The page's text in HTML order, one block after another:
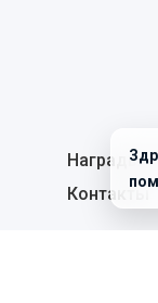
Награды
Контакты